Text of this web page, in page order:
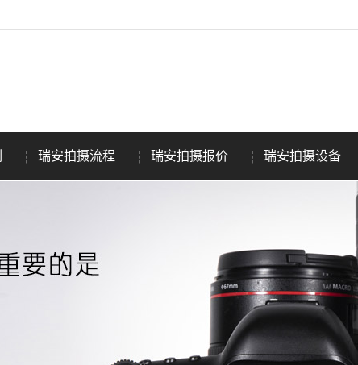
瑞安拍摄流程 瑞安拍摄报价 瑞安拍摄设备